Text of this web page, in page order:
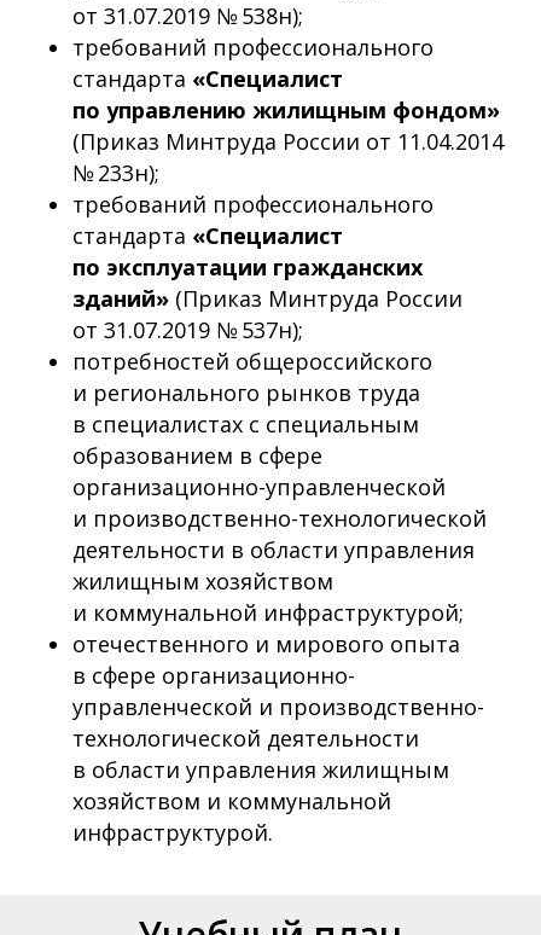
от 31.07.2019 № 538н);
требований профессионального
стандарта «Специалист
по управлению жилищным фондом»
(Приказ Минтруда России от 11.04.2014
№ 233н);
требований профессионального
стандарта «Специалист
по эксплуатации гражданских
зданий» (Приказ Минтруда России
от 31.07.2019 № 537н);
потребностей общероссийского
и регионального рынков труда
в специалистах с специальным
образованием в сфере
организационно-управленческой
и производственно-технологической
деятельности в области управления
жилищным хозяйством
и коммунальной инфраструктурой;
отечественного и мирового опыта
в сфере организационно-
управленческой и производственно-
технологической деятельности
в области управления жилищным
хозяйством и коммунальной
инфраструктурой.